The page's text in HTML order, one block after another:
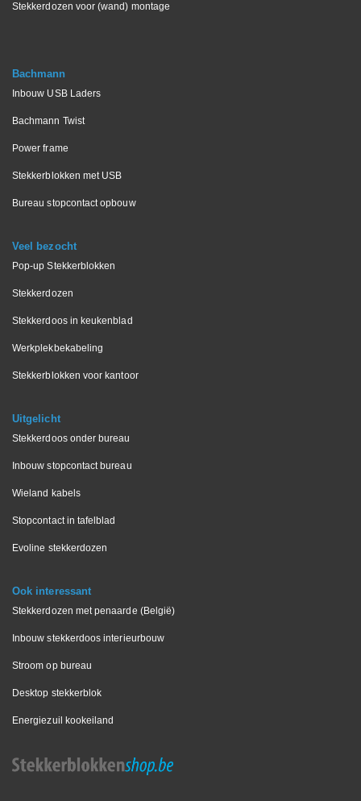
Stekkerdozen voor (wand) montage
Bachmann
Inbouw USB Laders
Bachmann Twist
Power frame
Stekkerblokken met USB
Bureau stopcontact opbouw
Veel bezocht
Pop-up Stekkerblokken
Stekkerdozen
Stekkerdoos in keukenblad
Werkplekbekabeling
Stekkerblokken voor kantoor
Uitgelicht
Stekkerdoos onder bureau
Inbouw stopcontact bureau
Wieland kabels
Stopcontact in tafelblad
Evoline stekkerdozen
Ook interessant
Stekkerdozen met penaarde (België)
Inbouw stekkerdoos interieurbouw
Stroom op bureau
Desktop stekkerblok
Energiezuil kookeiland